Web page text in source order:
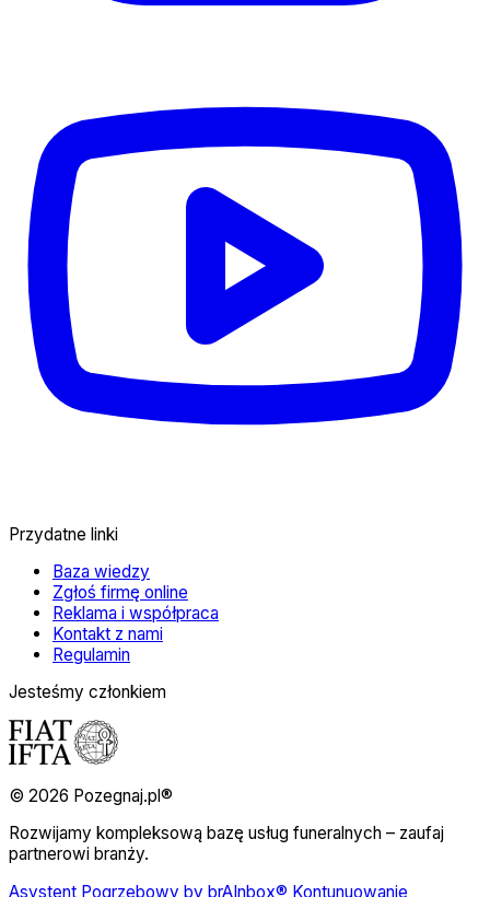
Przydatne linki
Baza wiedzy
Zgłoś firmę online
Reklama i współpraca
Kontakt z nami
Regulamin
Jesteśmy członkiem
© 2026 Pozegnaj.pl®
Rozwijamy kompleksową bazę usług funeralnych – zaufaj
partnerowi branży.
Asystent Pogrzebowy by brAInbox® Kontunuowanie